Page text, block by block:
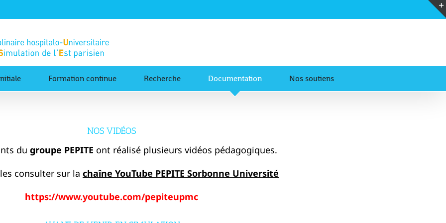
Formation continue Recherche Documentation Nos soutiens
NOS VIDÉOS
du groupe PEPITE ont réalisé plusieurs vidéos pédagogiques.
consulter sur la chaîne YouTube PEPITE Sorbonne Université
https://www.youtube.com/pepiteupmc